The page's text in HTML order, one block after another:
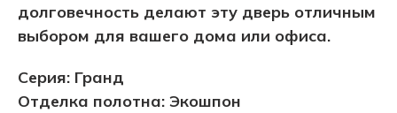
долговечность делают эту дверь отличным
выбором для вашего дома или офиса.
Серия: Гранд
Отделка полотна: Экошпон